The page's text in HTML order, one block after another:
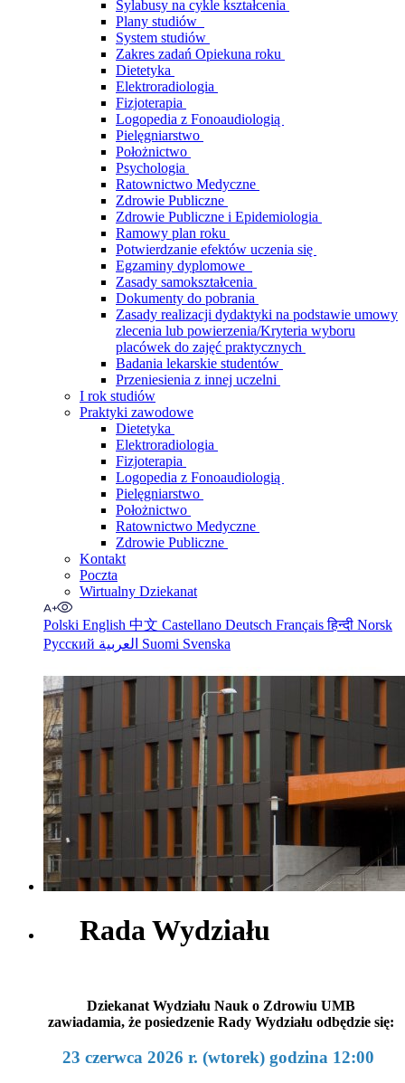
Sylabusy na cykle kształcenia
Plany studiów
System studiów
Zakres zadań Opiekuna roku
Dietetyka
Elektroradiologia
Fizjoterapia
Logopedia z Fonoaudiologią
Pielęgniarstwo
Położnictwo
Psychologia
Ratownictwo Medyczne
Zdrowie Publiczne
Zdrowie Publiczne i Epidemiologia
Ramowy plan roku
Potwierdzanie efektów uczenia się
Egzaminy dyplomowe
Zasady samokształcenia
Dokumenty do pobrania
Zasady realizacji dydaktyki na podstawie umowy
zlecenia lub powierzenia/Kryteria wyboru
placówek do zajęć praktycznych
Badania lekarskie studentów
Przeniesienia z innej uczelni
I rok studiów
Praktyki zawodowe
Dietetyka
Elektroradiologia
Fizjoterapia
Logopedia z Fonoaudiologią
Pielęgniarstwo
Położnictwo
Ratownictwo Medyczne
Zdrowie Publiczne
Kontakt
Poczta
Wirtualny Dziekanat
Polski English 中文 Castellano Deutsch Françaisहिन्दी Norsk
Русский
Suomi Svenska
Rada Wydziału
Dziekanat Wydziału Nauk o Zdrowiu UMB
zawiadamia, że posiedzenie Rady Wydziału odbędzie się:
23 czerwca 2026 r. (wtorek) godzina 12:00